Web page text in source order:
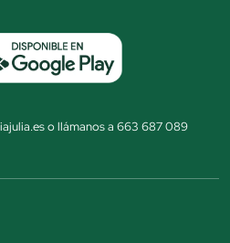
o llámanos a 663 687 089